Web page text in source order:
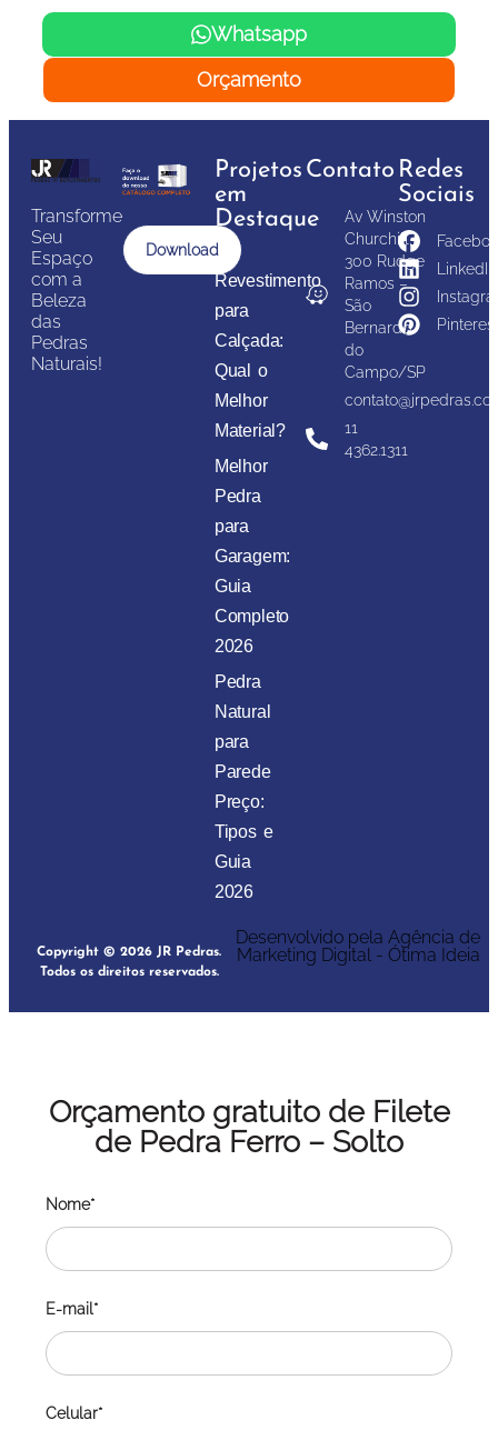
Whatsapp
Orçamento
Transforme
Seu
Espaço
com a
Beleza
das
Pedras
Naturais!
Download
Projetos
em
Destaque
Revestimento
para
Calçada:
Qual o
Melhor
Material?
Melhor
Pedra
para
Garagem:
Guia
Completo
2026
Pedra
Natural
para
Parede
Preço:
Tipos e
Guia
2026
Contato
Av Winston
Churchill,
300 Rudge
Ramos –
São
Bernardo
do
Campo/SP
11
4362.1311
Redes
Sociais
LinkedIn
Pinterest
Copyright © 2026 JR Pedras.
Todos os direitos reservados.
Desenvolvido pela Agência de
Marketing Digital - Ótima Ideia
Orçamento gratuito de Filete
de Pedra Ferro – Solto
Nome*
E-mail*
Celular*